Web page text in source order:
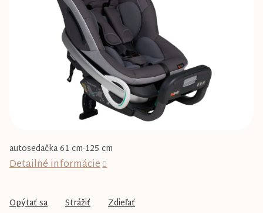
hviezdičiek.
autosedačka 61 cm-125 cm
Detailné informácie
Opýtať sa Strážiť Zdieľať